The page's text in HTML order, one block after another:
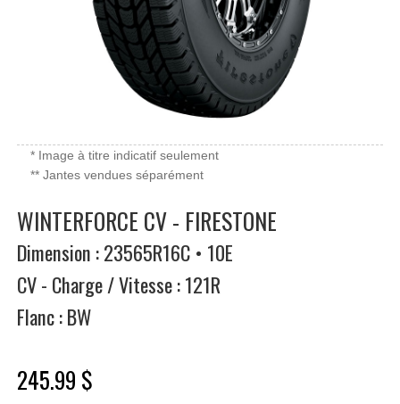
* Image à titre indicatif seulement
** Jantes vendues séparément
WINTERFORCE CV - FIRESTONE
Dimension : 23565R16C • 10E
CV - Charge / Vitesse : 121R
Flanc : BW
245.99 $